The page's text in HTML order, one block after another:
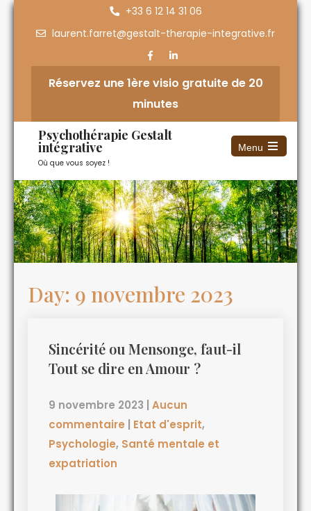
+33 6 12 14 31 06
laurent.farret@gestalt-therapie-integrative.fr
Réservez une 1ère visio gratuite de 20
minutes
Psychothérapie Gestalt
intégrative
Où que vous soyez !
Menu
Day: 9 novembre 2023
Sincérité ou Mensonge, faut-il
Tout se dire en Amour ?
9 novembre 2023
Aucun
commentaire
Etat d'esprit,
Psychologie, Santé mentale et
expatriation